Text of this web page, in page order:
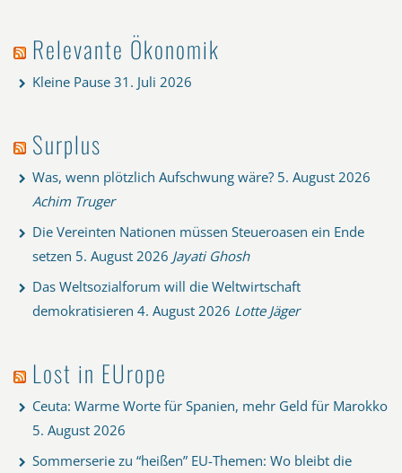
Relevante Ökonomik
Kleine Pause 31. Juli 2026
Surplus
Was, wenn plötzlich Aufschwung wäre? 5. August 2026
Achim Truger
Die Vereinten Nationen müssen Steueroasen ein Ende
setzen 5. August 2026 Jayati Ghosh
Das Weltsozialforum will die Weltwirtschaft
demokratisieren 4. August 2026 Lotte Jäger
Lost in EUrope
Ceuta: Warme Worte für Spanien, mehr Geld für Marokko
5. August 2026
Sommerserie zu “heißen” EU-Themen: Wo bleibt die